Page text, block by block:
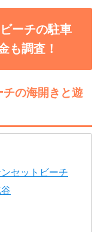
ーチの駐車
も調査！
の海開きと遊
セットビーチ